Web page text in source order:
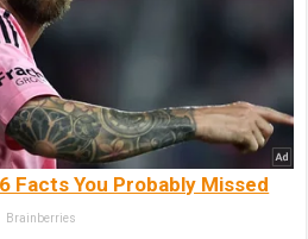
Facts You Probably Missed
Brainberries